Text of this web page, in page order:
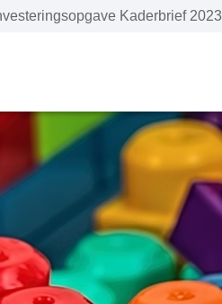
Kaderbrief 2023